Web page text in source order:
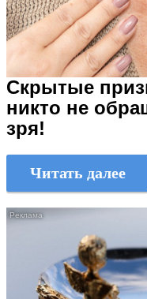
Скрытые
никто не
зря!
Читать далее